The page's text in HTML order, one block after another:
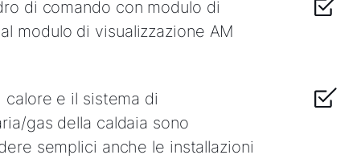
di comando con modulo di
modulo di visualizzazione AM
e il sistema di
gas della caldaia sono
semplici anche le installazioni